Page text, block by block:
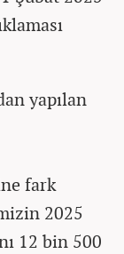
yapılan
fark
2025
12 bin 500